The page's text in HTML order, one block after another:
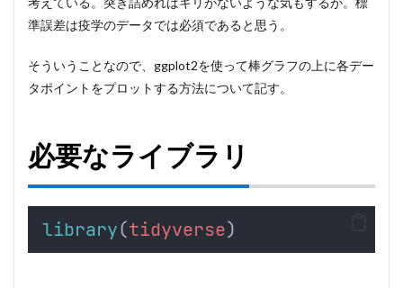
準誤差は疫学のデータでは必須であると思う。
そういうことなので、ggplot2を使って棒グラフの上に各デー
タポイントをプロットする方法について記す。
必要なライブラリ
library(tidyverse)